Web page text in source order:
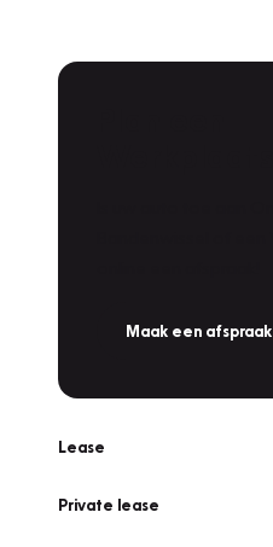
Maak een afspraak
Lease
Private lease